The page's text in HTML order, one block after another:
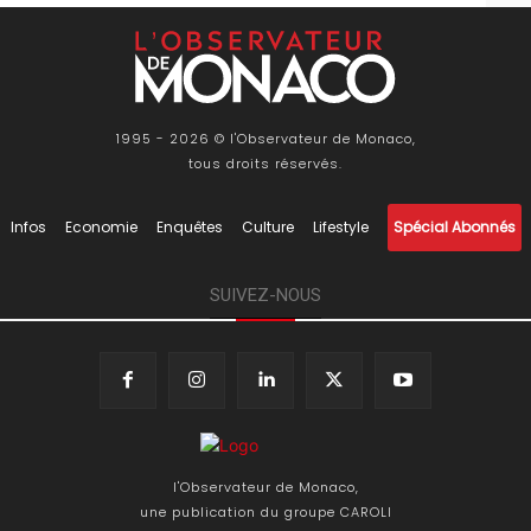
1995 - 2026 © l'Observateur de Monaco,
tous droits réservés.
Infos Economie Enquêtes Culture Lifestyle Spécial Abonnés
SUIVEZ-NOUS
l'Observateur de Monaco,
une publication du groupe CAROLI